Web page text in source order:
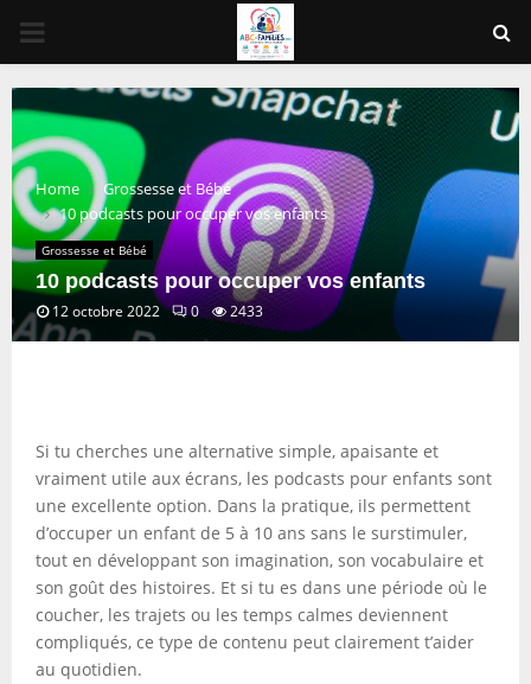
PRIMARY
MENU
Home
Grossesse et Bébé
10 podcasts pour occuper vos enfants
Grossesse et Bébé
10 podcasts pour occuper vos enfants
12 octobre 2022 0 2433
Si tu cherches une alternative simple, apaisante et
vraiment utile aux écrans, les podcasts pour enfants sont
une excellente option. Dans la pratique, ils permettent
d’occuper un enfant de 5 à 10 ans sans le surstimuler,
tout en développant son imagination, son vocabulaire et
son goût des histoires. Et si tu es dans une période où le
coucher, les trajets ou les temps calmes deviennent
compliqués, ce type de contenu peut clairement t’aider
au quotidien.